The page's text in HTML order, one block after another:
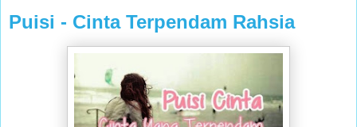
Puisi - Cinta Terpendam Rahsia